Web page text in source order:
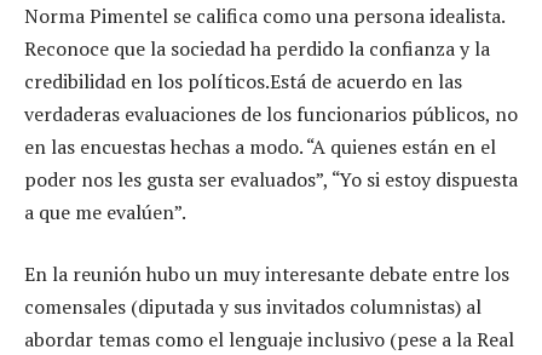
Norma Pimentel se califica como una persona idealista.
Reconoce que la sociedad ha perdido la confianza y la
credibilidad en los políticos.Está de acuerdo en las
verdaderas evaluaciones de los funcionarios públicos, no
en las encuestas hechas a modo. “A quienes están en el
poder nos les gusta ser evaluados”, “Yo si estoy dispuesta
a que me evalúen”.
En la reunión hubo un muy interesante debate entre los
comensales (diputada y sus invitados columnistas) al
abordar temas como el lenguaje inclusivo (pese a la Real